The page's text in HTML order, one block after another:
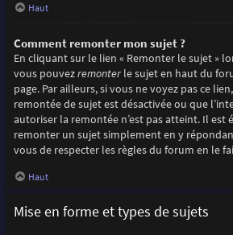
Haut
Comment remonter mon sujet ?
En cliquant sur le lien « Remonter le sujet »
vous pouvezremonterle sujet en haut du
page. Par ailleurs, si vous ne voyez pas ce
remontée de sujet est désactivée ou que
autoriser la remontée n’est pas atteint. Il est
remonter un sujet simplement en y
vous de respecter les règles du forum en le
Haut
Mise en forme et types de sujets